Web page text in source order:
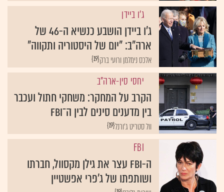
ג'ו ביידן
ג'ו ביידן הושבע כנשיא ה-46 של
ארה"ב: "יום של היסטוריה ותקווה"
{19}אלכס נימלמן ורועי ברק
יחסי סין-ארה"ב
הקרב על המחקר: משחקי חתול ועכבר
בין מדענים סינים לבין ה־FBI
{19}וול סטריט ג'ורנל
FBI
ה-FBI עצר את גילן מקסוול, חברתו
ושותפתו של ג'פרי אפשטיין